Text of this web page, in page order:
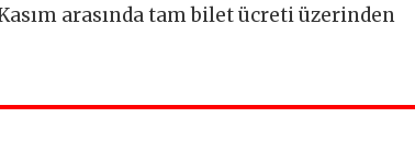
arasında tam bilet ücreti üzerinden